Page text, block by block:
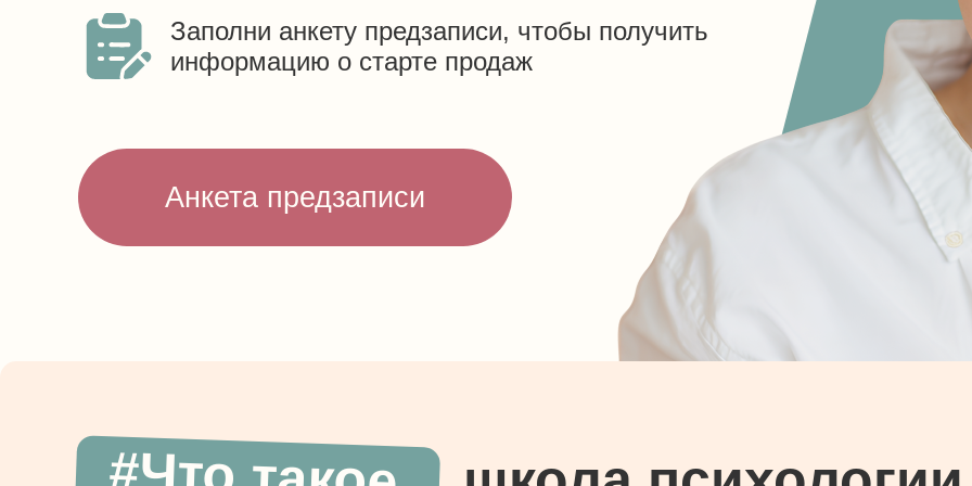
Заполни анкету предзаписи, чтобы получить
информацию о старте продаж
Анкета предзаписи